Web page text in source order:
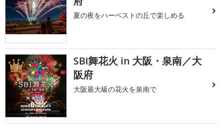
夏の夜をハーベストの丘で楽しめる
3
SBI舞花火 in 大阪・泉南／大
阪府
大阪最大級の花火を泉南で